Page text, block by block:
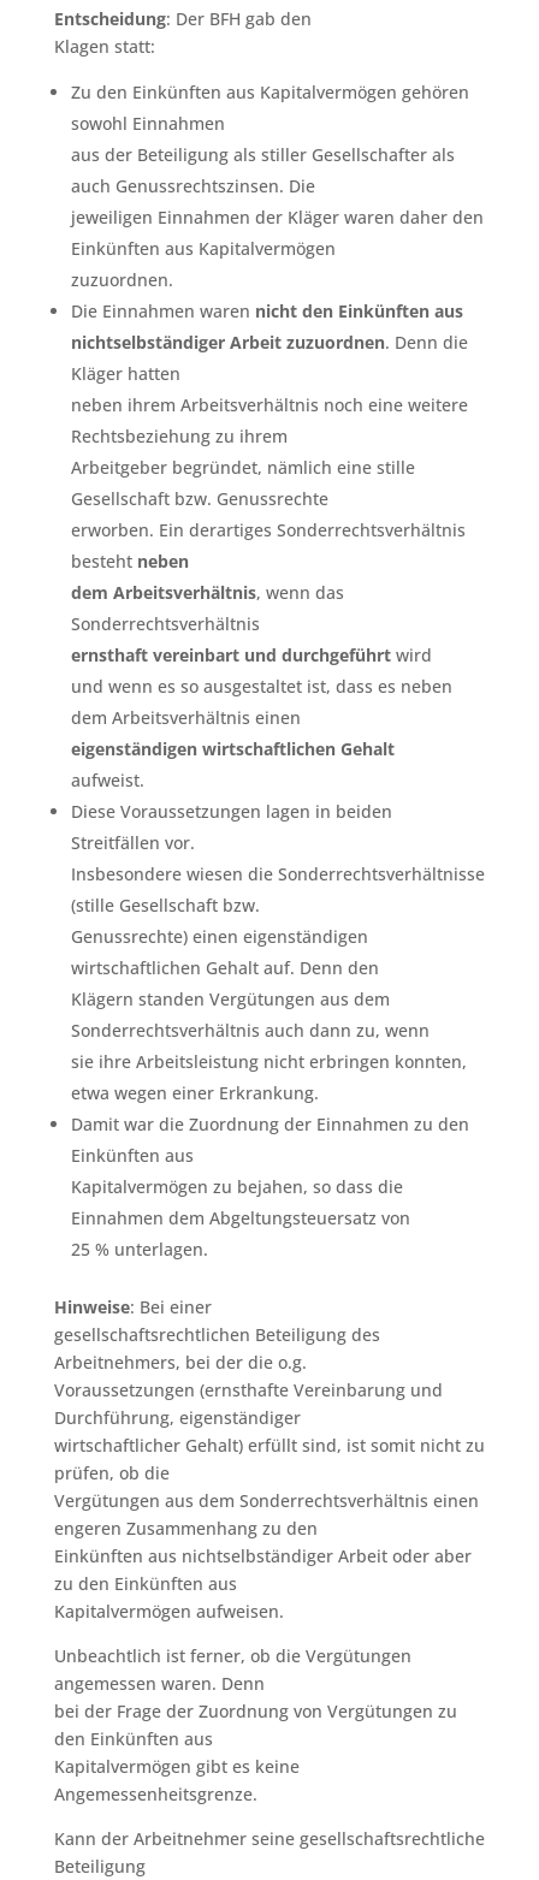
Entscheidung: Der BFH gab den
Klagen statt:
Zu den Einkünften aus Kapitalvermögen gehören
sowohl Einnahmen
aus der Beteiligung als stiller Gesellschafter als
auch Genussrechtszinsen. Die
jeweiligen Einnahmen der Kläger waren daher den
Einkünften aus Kapitalvermögen
zuzuordnen.
Die Einnahmen waren nicht den Einkünften aus
nichtselbständiger Arbeit zuzuordnen. Denn die
Kläger hatten
neben ihrem Arbeitsverhältnis noch eine weitere
Rechtsbeziehung zu ihrem
Arbeitgeber begründet, nämlich eine stille
Gesellschaft bzw. Genussrechte
erworben. Ein derartiges Sonderrechtsverhältnis
besteht neben
dem Arbeitsverhältnis, wenn das
Sonderrechtsverhältnis
ernsthaft vereinbart und durchgeführtwird
und wenn es so ausgestaltet ist, dass es neben
dem Arbeitsverhältnis einen
eigenständigen wirtschaftlichen Gehalt
aufweist.
Diese Voraussetzungen lagen in beiden
Streitfällen vor.
Insbesondere wiesen die Sonderrechtsverhältnisse
(stille Gesellschaft bzw.
Genussrechte) einen eigenständigen
wirtschaftlichen Gehalt auf. Denn den
Klägern standen Vergütungen aus dem
Sonderrechtsverhältnis auch dann zu, wenn
sie ihre Arbeitsleistung nicht erbringen konnten,
etwa wegen einer Erkrankung.
Damit war die Zuordnung der Einnahmen zu den
Einkünften aus
Kapitalvermögen zu bejahen, so dass die
Einnahmen dem Abgeltungsteuersatz von
25 % unterlagen.
Hinweise: Bei einer
gesellschaftsrechtlichen Beteiligung des
Arbeitnehmers, bei der die o.g.
Voraussetzungen (ernsthafte Vereinbarung und
Durchführung, eigenständiger
wirtschaftlicher Gehalt) erfüllt sind, ist somit nicht zu
prüfen, ob die
Vergütungen aus dem Sonderrechtsverhältnis einen
engeren Zusammenhang zu den
Einkünften aus nichtselbständiger Arbeit oder aber
zu den Einkünften aus
Kapitalvermögen aufweisen.
Unbeachtlich ist ferner, ob die Vergütungen
angemessen waren. Denn
bei der Frage der Zuordnung von Vergütungen zu
den Einkünften aus
Kapitalvermögen gibt es keine
Angemessenheitsgrenze.
Kann der Arbeitnehmer seine gesellschaftsrechtliche
Beteiligung